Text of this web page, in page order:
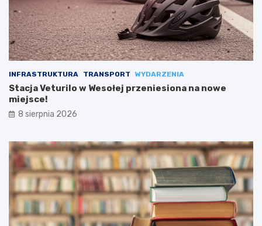
INFRASTRUKTURA TRANSPORT WYDARZENIA
Stacja Veturilo w Wesołej przeniesiona na nowe
miejsce!
8 sierpnia 2026